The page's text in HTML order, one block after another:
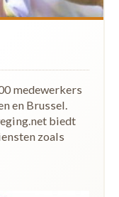
medewerkers
en Brussel.
biedt
zoals